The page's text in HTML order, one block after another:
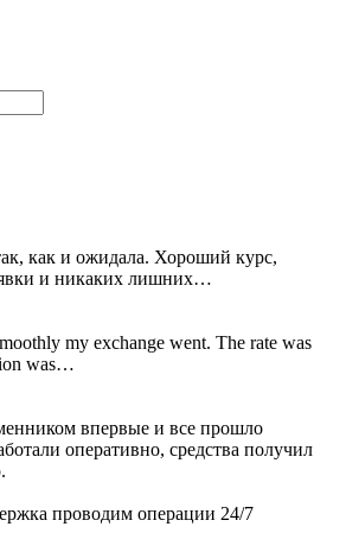
как и ожидала. Хороший курс,
и никаких лишних…
my exchange went. The rate was
was…
впервые и все прошло
оперативно, средства получил
проводим операции 24/7